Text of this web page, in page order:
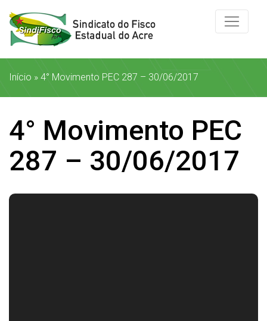
Início » 4° Movimento PEC 287 – 30/06/2017
4° Movimento PEC
287 – 30/06/2017